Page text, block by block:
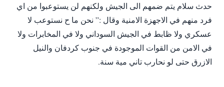
حدث سلام يتم ضمهم الى الجيش ولكنهم لن يستوعبوا من اي
فرد منهم في الاجهزة الامنية وقال :” نحن ما ح نستوعب لا
عسكري ولا ظابط في الجيش السوداني ولا في المخابرات ولا
في الامن من القوات الموجودة في جنوب كردفان والنيل
الازرق حتى لو نحارب تاني مية سنة.